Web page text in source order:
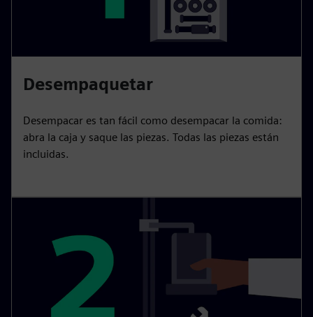
Desempaquetar
Desempacar es tan fácil como desempacar la comida:
abra la caja y saque las piezas. Todas las piezas están
incluidas.